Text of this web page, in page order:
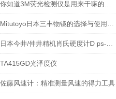
TA415GD光泽度仪
佐藤风速计：精准测量风速的得力工具